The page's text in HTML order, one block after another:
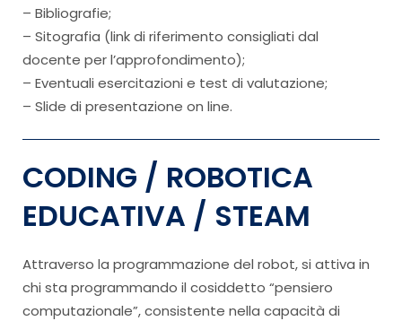
– Bibliografie;
– Sitografia (link di riferimento consigliati dal
docente per l’approfondimento);
– Eventuali esercitazioni e test di valutazione;
– Slide di presentazione on line.
CODING / ROBOTICA
EDUCATIVA / STEAM
Attraverso la programmazione del robot, si attiva in
chi sta programmando il cosiddetto “pensiero
computazionale”, consistente nella capacità di